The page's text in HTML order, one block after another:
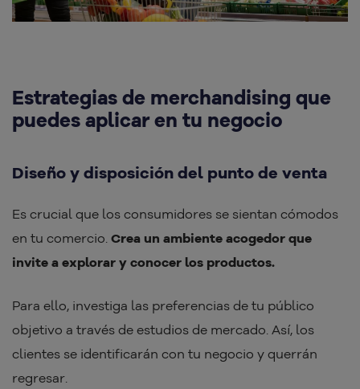
Estrategias de merchandising que
puedes aplicar en tu negocio
Diseño y disposición del punto de venta
Es crucial que los consumidores se sientan cómodos
en tu comercio. Crea un ambiente acogedor que
invite a explorar y conocer los productos.
Para ello, investiga las preferencias de tu público
objetivo a través de estudios de mercado. Así, los
clientes se identificarán con tu negocio y querrán
regresar.